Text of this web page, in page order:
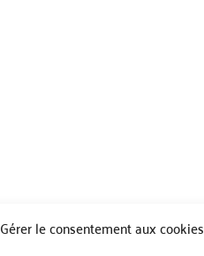
Gérer le consentement aux cookies